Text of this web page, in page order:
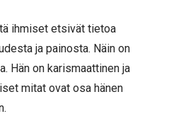
ihmiset etsivät tietoa
ja painosta. Näin on
Hän on karismaattinen ja
mitat ovat osa hänen